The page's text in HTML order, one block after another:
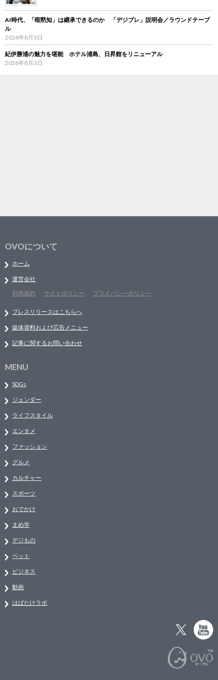
AI時代、「暗黙知」は継承できるのか 「デジブレ」説明会／ラウンドテーブ
ル
2026年8月3日
紀伊勝浦の魅力を堪能 ホテル浦島、日昇館をリニューアル
2026年8月3日
OVOについて
ホーム
運営会社
利用規約
サイトポリシー プライバシーポリシー
プレスリリースはこちらへ
媒体資料および広告メニュー
記事に関するお問い合わせ
MENU
SDGs
ジェンダー
ライフスタイル
エンタメ
ファッション
グルメ
カルチャー
スポーツ
おでかけ
まめ学
デジもの
ペット
ビジネス
動画
はばたけラボ